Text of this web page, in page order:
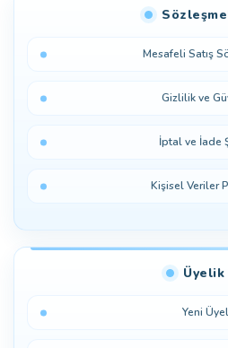
Mesafeli Satış
Gizlilik ve
İptal ve İade
Kişisel Veriler
Üyelik
Yeni